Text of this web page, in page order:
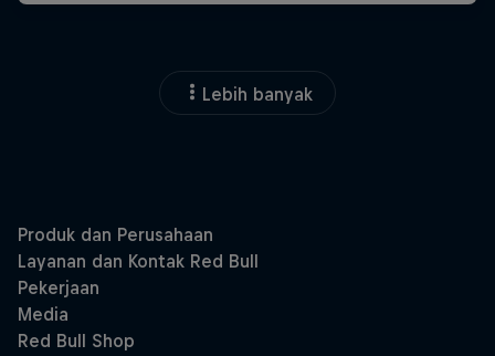
Lebih banyak